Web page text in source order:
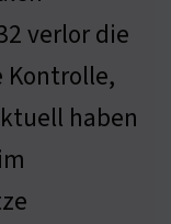
verlor die
Kontrolle,
haben